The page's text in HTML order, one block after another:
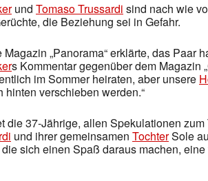
und Tomaso Trussardi sind nach wie
die Beziehung sei in Gefahr.
„Panorama“ erklärte, das Paar
s Kommentar gegenüber dem Magazin
im Sommer heiraten, aber unsere
hinten verschieben werden.“
die 37-Jährige, allen Spekulationen
und ihrer gemeinsamen TochterSole
sich einen Spaß daraus machen,